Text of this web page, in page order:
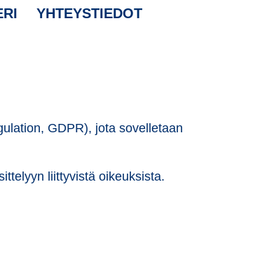
YHTEYSTIEDOT
GDPR), jota sovelletaan
liittyvistä oikeuksista.